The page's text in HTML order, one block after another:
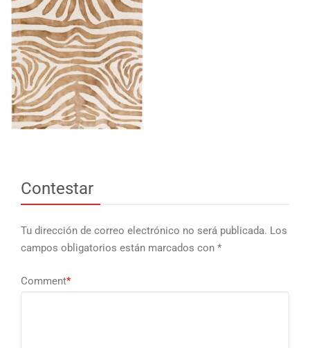
Contestar
Tu dirección de correo electrónico no será publicada. Los
campos obligatorios están marcados con *
Comment*